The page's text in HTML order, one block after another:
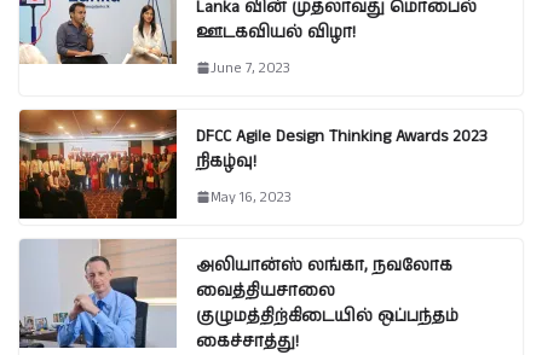
Lanka வின் முதலாவது மொபைல்
ஊடகவியல் விழா!
June 7, 2023
DFCC Agile Design Thinking Awards 2023
நிகழ்வு!
May 16, 2023
அலியான்ஸ் லங்கா, நவலோக
வைத்தியசாலை
குழுமத்திற்கிடையில் ஒப்பந்தம்
கைச்சாத்து!